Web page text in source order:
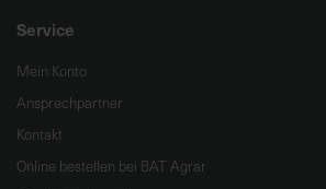
Service
Mein Konto
Ansprechpartner
Kontakt
Online bestellen bei BAT Agrar